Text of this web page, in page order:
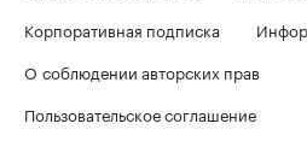
Корпоративная подписка
О соблюдении авторских прав
Пользовательское соглашение